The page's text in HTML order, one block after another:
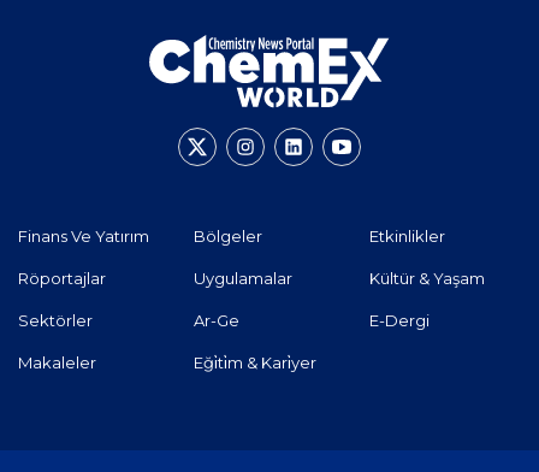
Finans Ve Yatırım
Röportajlar
Sektörler
Makaleler
Bölgeler
Uygulamalar
Ar-Ge
Eği̇ti̇m & Kari̇yer
Etkinlikler
Kültür & Yaşam
E-Dergi